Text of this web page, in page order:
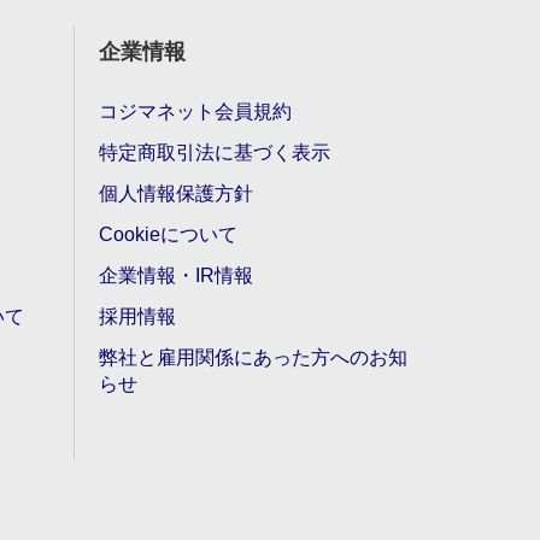
企業情報
コジマネット会員規約
特定商取引法に基づく表示
個人情報保護方針
Cookieについて
企業情報・IR情報
採用情報
弊社と雇用関係にあった方へのお知
らせ